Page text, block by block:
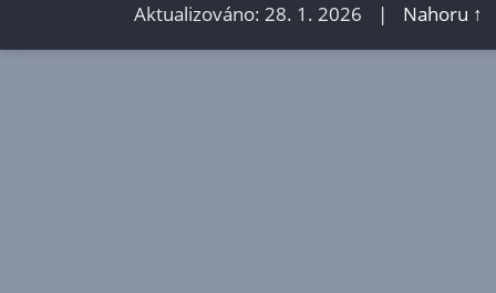
Aktualizováno: 28. 1. 2026
| Nahoru ↑